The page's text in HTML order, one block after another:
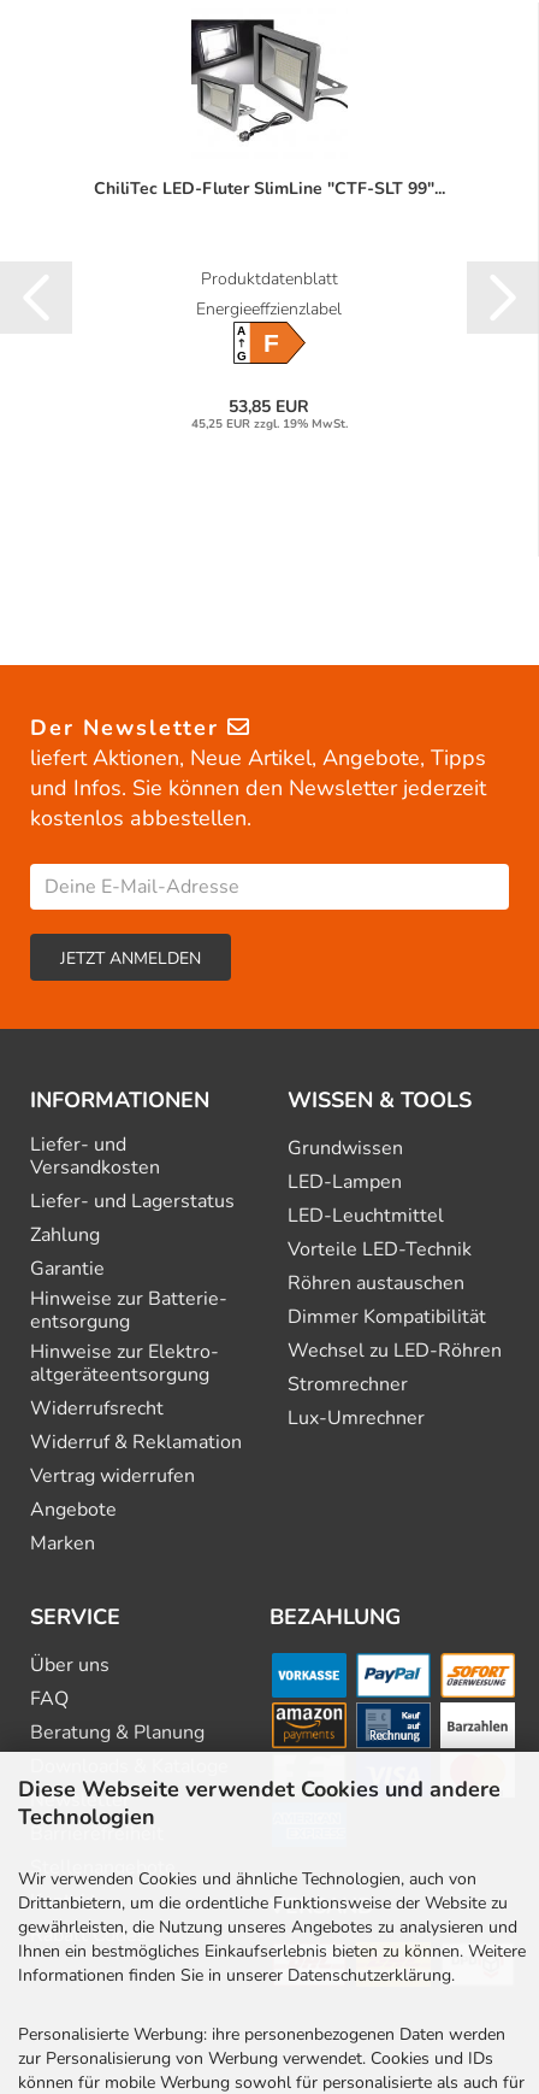
Diese Webseite verwendet Cookies und andere
Technologien
Wir verwenden Cookies und ähnliche Technologien, auch von
Drittanbietern, um die ordentliche Funktionsweise der Website zu
gewährleisten, die Nutzung unseres Angebotes zu analysieren und
Ihnen ein bestmögliches Einkaufserlebnis bieten zu können. Weitere
Informationen finden Sie in unserer Datenschutzerklärung.
Personalisierte Werbung: ihre personenbezogenen Daten werden
zur Personalisierung von Werbung verwendet. Cookies und IDs
können für mobile Werbung sowohl für personalisierte als auch für
ChiliTec LED-Fluter SlimLine "CTF-SLT 99"...
Produktdatenblatt
Energieeffzienzlabel
A
GF
53,85 EUR
45,25 EUR zzgl. 19% MwSt.
Der Newsletter
liefert Aktionen, Neue Artikel, Angebote, Tipps
und Infos. Sie können den Newsletter jederzeit
kostenlos abbestellen.
INFORMATIONEN
Liefer- und
Versandkosten
Liefer- und Lagerstatus
Zahlung
Garantie
Hinweise zur Batterie­
entsorgung
Hinweise zur Elektro­
altgeräte­entsorgung
Widerrufsrecht
Widerruf & Reklamation
Vertrag widerrufen
Angebote
Marken
WISSEN & TOOLS
Grundwissen
LED-Lampen
LED-Leuchtmittel
Vorteile LED-Technik
Röhren austauschen
Dimmer Kompatibilität
Wechsel zu LED-Röhren
Stromrechner
Lux-Umrechner
SERVICE
Über uns
FAQ
Beratung & Planung
Newsletter
Barrierefreiheit
Stellenangebote
Kontakt
Rabatt Codes
BEZAHLUNG
VERSAND